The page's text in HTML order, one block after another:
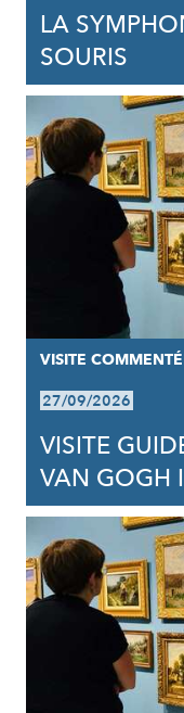
LA
SOURIS
VISITE
27/09/2026
VISITE
VAN GOGH